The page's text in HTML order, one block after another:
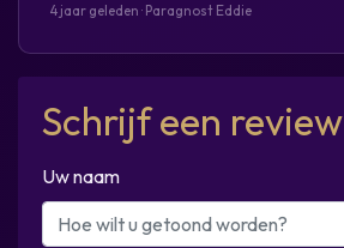
4 jaar geleden · Paragnost Eddie
Schrijf een review
Uw naam